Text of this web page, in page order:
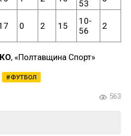
53
0 2 15
10-
56
2
, «Полтавщина Спорт»
ФУТБОЛ
563